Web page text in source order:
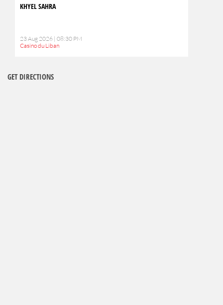
KHYEL SAHRA
23 Aug 2026 | 08:30 PM
Casino du Liban
GET DIRECTIONS